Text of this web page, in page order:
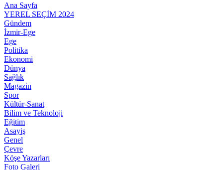
Ana Sayfa
YEREL SEÇİM 2024
Gündem
İzmir-Ege
Ege
Politika
Ekonomi
Dünya
Sağlık
Magazin
Spor
Kültür-Sanat
Bilim ve Teknoloji
Eğitim
Asayiş
Genel
Çevre
Köşe Yazarları
Foto Galeri